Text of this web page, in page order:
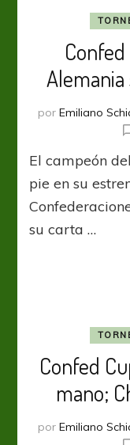
por Emiliano
El campeón
pie en su
su carta …
Confed
mano;
por Emiliano